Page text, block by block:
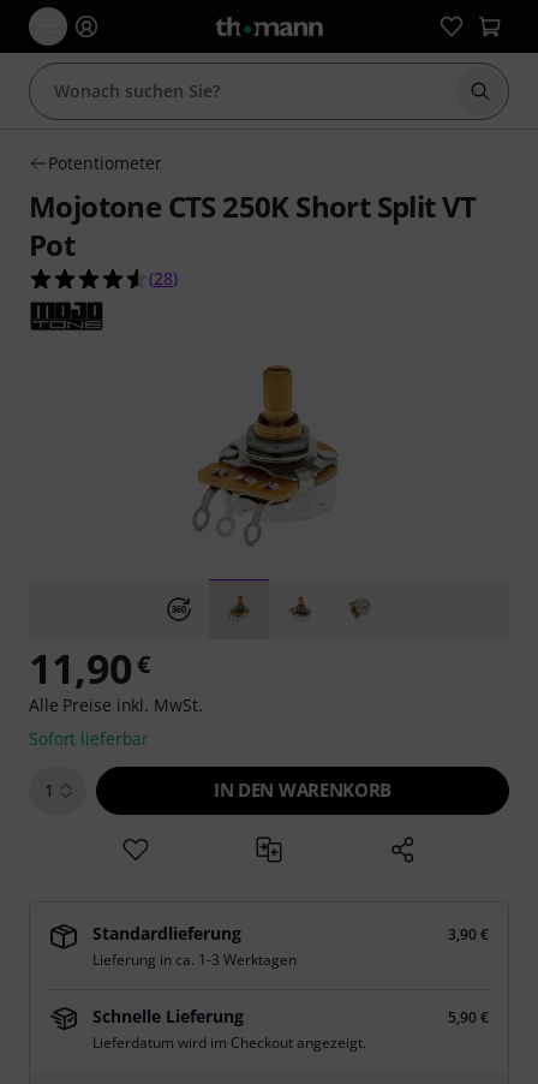
Suche
Potentiometer
Mojotone CTS 250K Short Split VT
Pot
4.6 von 5 Sternen aus 28 Kundenbewertungen
(28)
11,90€
Alle Preise inkl. MwSt.
Sofort lieferbar
1 IN DEN WARENKORB
Standardlieferung
3,90 €
Lieferung in ca. 1-3 Werktagen
Schnelle Lieferung
5,90 €
Lieferdatum wird im Checkout angezeigt.